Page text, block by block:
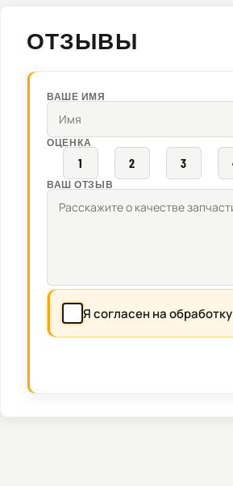
ОТЗЫВЫ
ВАШЕ ИМЯ
ОЦЕНКА
1 2 3
ВАШ ОТЗЫВ
Я согласен на обработку